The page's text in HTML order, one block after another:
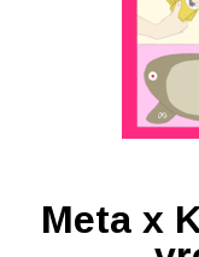
Meta x